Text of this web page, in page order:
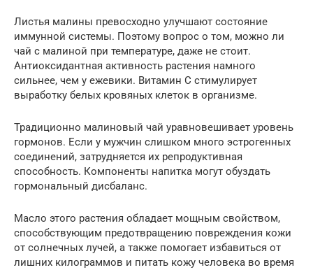
Листья малины превосходно улучшают состояние
иммунной системы. Поэтому вопрос о том, можно ли
чай с малиной при температуре, даже не стоит.
Антиоксидантная активность растения намного
сильнее, чем у ежевики. Витамин С стимулирует
выработку белых кровяных клеток в организме.
Традиционно малиновый чай уравновешивает уровень
гормонов. Если у мужчин слишком много эстрогенных
соединений, затрудняется их репродуктивная
способность. Компоненты напитка могут обуздать
гормональный дисбаланс.
Масло этого растения обладает мощным свойством,
способствующим предотвращению повреждения кожи
от солнечных лучей, а также помогает избавиться от
лишних килограммов и питать кожу человека во время